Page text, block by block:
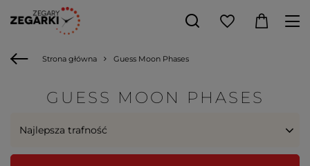
Strona główna Guess Moon Phases
GUESS MOON PHASES
Najlepsza trafność